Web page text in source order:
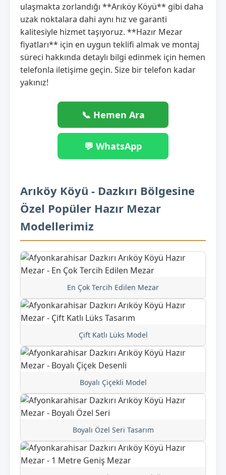
ulaşmakta zorlandığı **Arıköy Köyü** gibi daha
uzak noktalara dahi aynı hız ve garanti
kalitesiyle hizmet taşıyoruz. **Hazır Mezar
fiyatları** için en uygun teklifi almak ve montaj
süreci hakkında detaylı bilgi edinmek için hemen
telefonla iletişime geçin. Size bir telefon kadar
yakınız!
📞 Hemen Ara
💬 WhatsApp
Arıköy Köyü - Dazkırı Bölgesine
Özel Popüler Hazır Mezar
Modellerimiz
En Çok Tercih Edilen Mezar
Çift Katlı Lüks Model
Boyalı Çiçekli Model
Boyalı Özel Seri Tasarım